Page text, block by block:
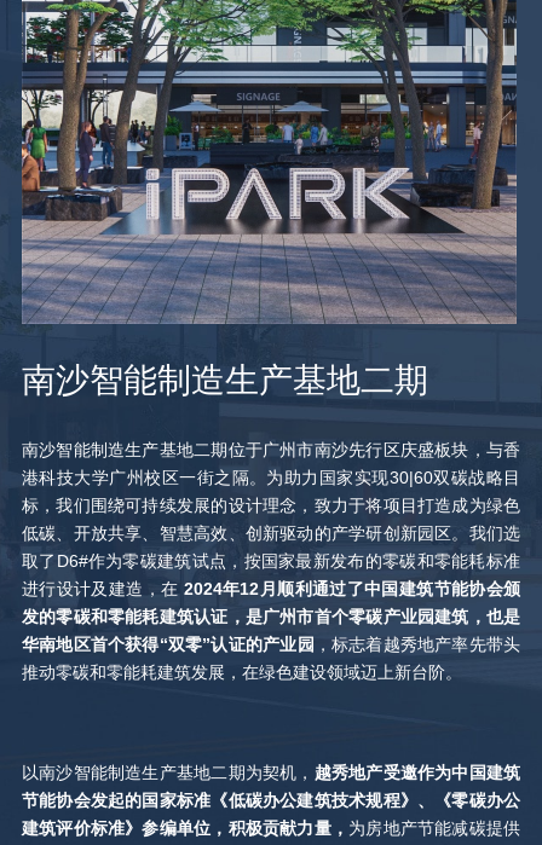
南沙智能制造生产基地二期
南沙智能制造生产基地二期位于广州市南沙先行区庆盛板块，与香
港科技大学广州校区一街之隔。为助力国家实现30|60双碳战略目
标，我们围绕可持续发展的设计理念，致力于将项目打造成为绿色
低碳、开放共享、智慧高效、创新驱动的产学研创新园区。我们选
取了D6#作为零碳建筑试点，按国家最新发布的零碳和零能耗标准
进行设计及建造，在 2024年12月顺利通过了中国建筑节能协会颁
发的零碳和零能耗建筑认证，是广州市首个零碳产业园建筑，也是
华南地区首个获得“双零”认证的产业园 ，标志着越秀地产率先带头
推动零碳和零能耗建筑发展，在绿色建设领域迈上新台阶。
以南沙智能制造生产基地二期为契机， 越秀地产受邀作为中国建筑
节能协会发起的国家标准《低碳办公建筑技术规程》、《零碳办公
建筑评价标准》参编单位，积极贡献力量， 为房地产节能减碳提供